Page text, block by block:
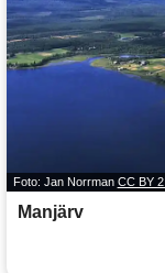
Foto: Jan Norrman CC BY
Manjärv